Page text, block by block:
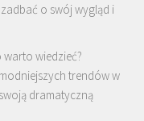
o swój wygląd i
wiedzieć?
trendów w
dramatyczną